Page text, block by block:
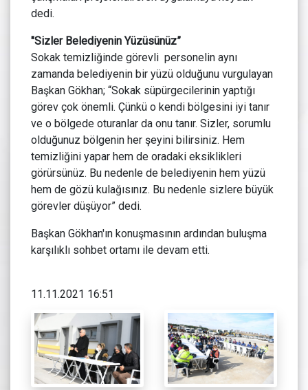
dedi.
"Sizler Belediyenin Yüzüsünüz”
Sokak temizliğinde görevli personelin aynı
zamanda belediyenin bir yüzü olduğunu vurgulayan
Başkan Gökhan; “Sokak süpürgecilerinin yaptığı
görev çok önemli. Çünkü o kendi bölgesini iyi tanır
ve o bölgede oturanlar da onu tanır. Sizler, sorumlu
olduğunuz bölgenin her şeyini bilirsiniz. Hem
temizliğini yapar hem de oradaki eksiklikleri
görürsünüz. Bu nedenle de belediyenin hem yüzü
hem de gözü kulağısınız. Bu nedenle sizlere büyük
görevler düşüyor” dedi.
Başkan Gökhan'ın konuşmasının ardından buluşma
karşılıklı sohbet ortamı ile devam etti.
11.11.2021 16:51